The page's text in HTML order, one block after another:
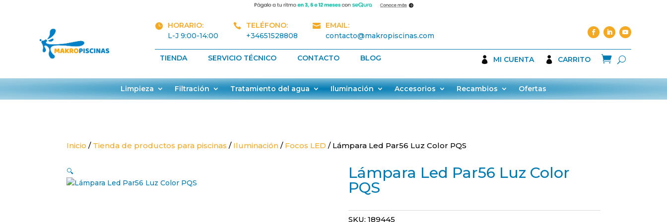

HORARIO:
L-J 9:00-14:00

TELÉFONO:
+34651528808

EMAIL:
contacto@makropiscinas.com
TIENDA SERVICIO TÉCNICO CONTACTO BLOG MI CUENTA CARRITO 
Limpieza Filtración Tratamiento del agua Iluminación Accesorios Recambios Ofertas
Inicio / Tienda de productos para piscinas / Iluminación / Focos LED / Lámpara Led Par56 Luz Color PQS
🔍
Lámpara Led Par56 Luz Color
PQS
SKU: 189445